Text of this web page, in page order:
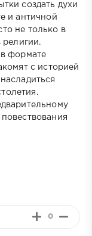
создать духи
и античной
не только в
формате
с историей
0